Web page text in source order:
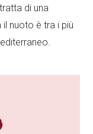
di una
nuoto è tra i più